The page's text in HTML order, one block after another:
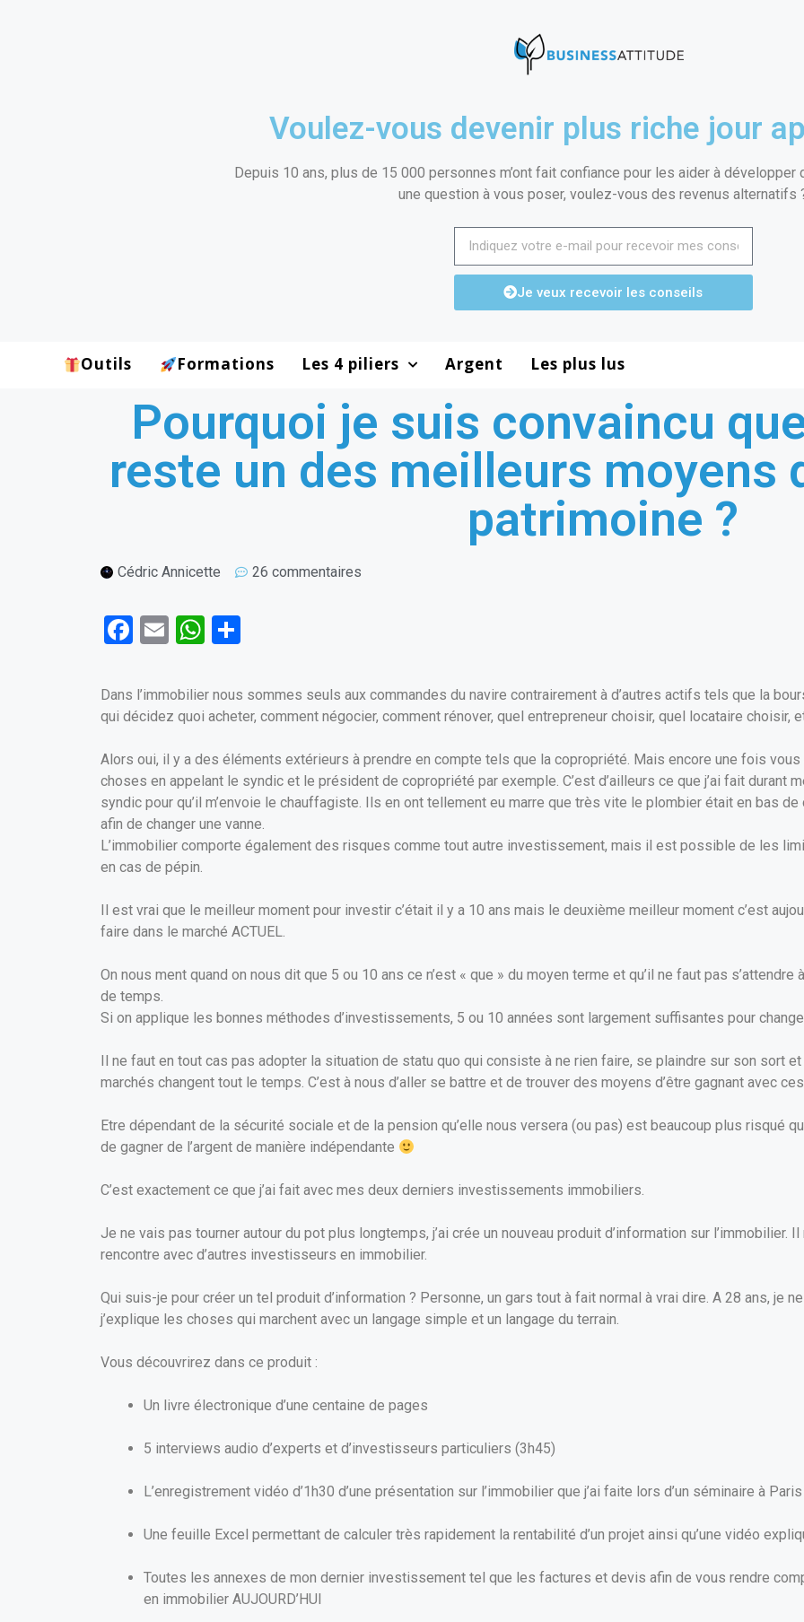
Voulez-vous devenir plus riche jour
Depuis 10 ans, plus de 15 000 personnes m’ont fait confiance pour les aider à développer
une question à vous poser, voulez-vous des revenus alternatifs
Je veux recevoir les conseils
Outils Formations Les 4 piliers Argent Les plus lus
Pourquoi je suis convaincu
reste un des meilleurs moyens
patrimoine ?
Cédric Annicette 26 commentaires
F
ce
b
o
k
E
ail
W
at
s
p
p
ta
g
Dans l’immobilier nous sommes seuls aux commandes du navire contrairement à d’autres actifs tels que la
qui décidez quoi acheter, comment négocier, comment rénover, quel entrepreneur choisir, quel locataire choisir,
Alors oui, il y a des éléments extérieurs à prendre en compte tels que la copropriété. Mais encore une fois
choses en appelant le syndic et le président de copropriété par exemple. C’est d’ailleurs ce que j’ai fait durant
syndic pour qu’il m’envoie le chauffagiste. Ils en ont tellement eu marre que très vite le plombier était en bas
afin de changer une vanne.
L’immobilier comporte également des risques comme tout autre investissement, mais il est possible de les
en cas de pépin.
Il est vrai que le meilleur moment pour investir c’était il y a 10 ans mais le deuxième meilleur moment c’est
faire dans le marché ACTUEL.
On nous ment quand on nous dit que 5 ou 10 ans ce n’est « que » du moyen terme et qu’il ne faut pas
de temps.
Si on applique les bonnes méthodes d’investissements, 5 ou 10 années sont largement suffisantes pour
Il ne faut en tout cas pas adopter la situation de statu quo qui consiste à ne rien faire, se plaindre sur son sort
marchés changent tout le temps. C’est à nous d’aller se battre et de trouver des moyens d’être gagnant avec
Etre dépendant de la sécurité sociale et de la pension qu’elle nous versera (ou pas) est beaucoup plus risqué
de gagner de l’argent de manière indépendante
C’est exactement ce que j’ai fait avec mes deux derniers investissements immobiliers.
Je ne vais pas tourner autour du pot plus longtemps, j’ai crée un nouveau produit d’information sur l’immobilier.
rencontre avec d’autres investisseurs en immobilier.
Qui suis-je pour créer un tel produit d’information ? Personne, un gars tout à fait normal à vrai dire. A 28 ans, je
j’explique les choses qui marchent avec un langage simple et un langage du terrain.
Vous découvrirez dans ce produit :
Un livre électronique d’une centaine de pages
5 interviews audio d’experts et d’investisseurs particuliers (3h45)
L’enregistrement vidéo d’1h30 d’une présentation sur l’immobilier que j’ai faite lors d’un séminaire à Paris
Une feuille Excel permettant de calculer très rapidement la rentabilité d’un projet ainsi qu’une vidéo
Toutes les annexes de mon dernier investissement tel que les factures et devis afin de vous rendre
en immobilier AUJOURD’HUI